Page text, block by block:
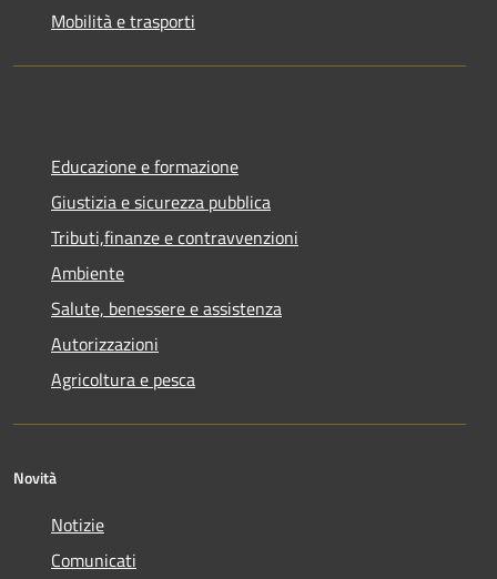
Mobilità e trasporti
Educazione e formazione
Giustizia e sicurezza pubblica
Tributi,finanze e contravvenzioni
Ambiente
Salute, benessere e assistenza
Autorizzazioni
Agricoltura e pesca
Novità
Notizie
Comunicati